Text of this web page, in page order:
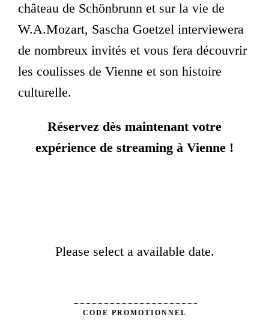
château de Schönbrunn et sur la vie de
W.A.Mozart, Sascha Goetzel interviewera
de nombreux invités et vous fera découvrir
les coulisses de Vienne et son histoire
culturelle.
Réservez dès maintenant votre
expérience de streaming à Vienne !
Please select a available date.
CODE PROMOTIONNEL